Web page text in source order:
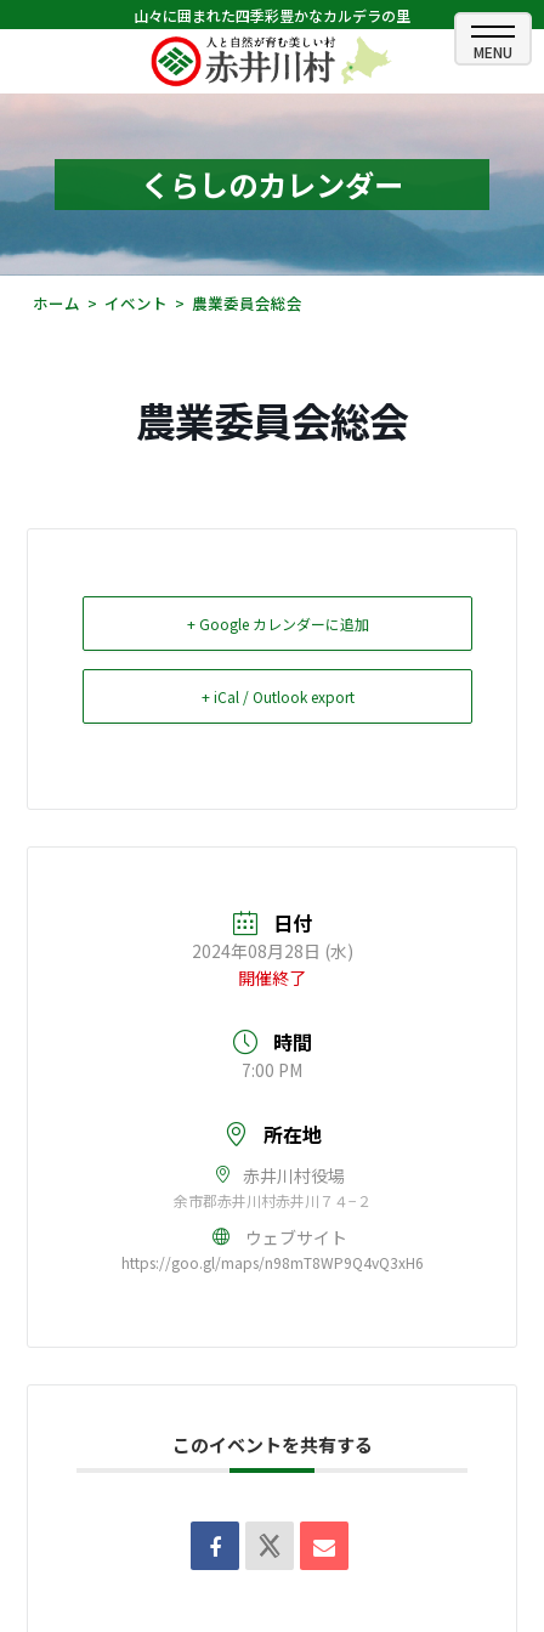
山々に囲まれた四季彩豊かなカルデラの里
ホーム
むらのできごと
むらのプロフィール
くらしの情報
観光・イベント情報
Select Language▼
くらしのカレンダー
ホーム イベント 農業委員会総会
農業委員会総会
+ Google カレンダーに追加
+ iCal / Outlook export
日付
2024年08月28日 (水)
開催終了
時間
7:00 PM
所在地
赤井川村役場
余市郡赤井川村赤井川７４−２
ウェブサイト
https://goo.gl/maps/n98mT8WP9Q4vQ3xH6
このイベントを共有する